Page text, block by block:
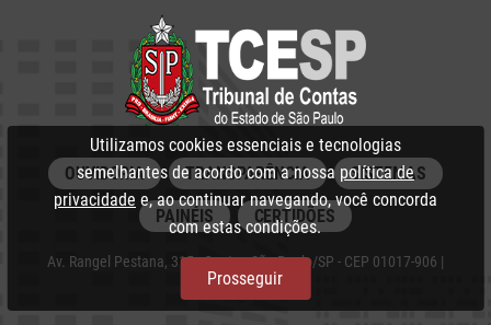
OUVIDORIA TRANSPARÊNCIA SISTEMAS
PAINÉIS CERTIDÕES
Av. Rangel Pestana, 315 - Centro, São Paulo/SP - CEP 01017-906 |
PABX: 3292‑3266
Utilizamos cookies essenciais e tecnologias
semelhantes de acordo com a nossa política de
privacidade e, ao continuar navegando, você concorda
com estas condições.
Prosseguir